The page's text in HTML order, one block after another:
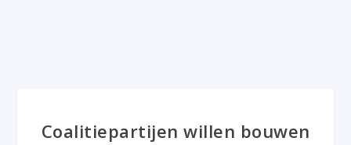
Coalitiepartijen willen bouwen